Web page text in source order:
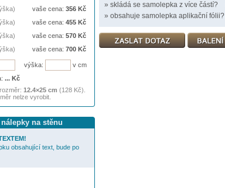
» skládá se samolepka z více částí?
» obsahuje samolepka aplikační fólii?
vaše cena: 356 Kč
vaše cena: 455 Kč
vaše cena: 570 Kč
vaše cena: 700 Kč
výška:
v cm
... Kč
12.4×25 cm (128 Kč).
nelze vyrobit.
na stěnu
obsahující text, bude po